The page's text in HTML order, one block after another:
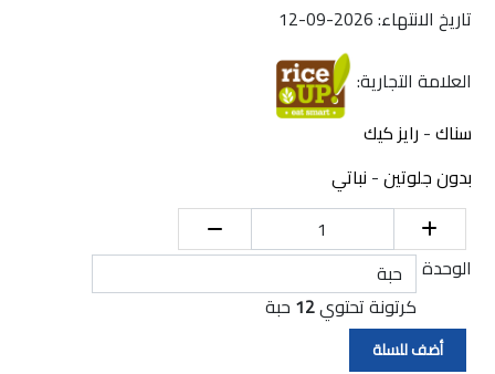
تاريخ الانتهاء: 2026-09-12
العلامة التجارية:
سناك- رايز كيك
بدون جلوتين- نباتي
الوحدة
كرتونة تحتوي12 حبة